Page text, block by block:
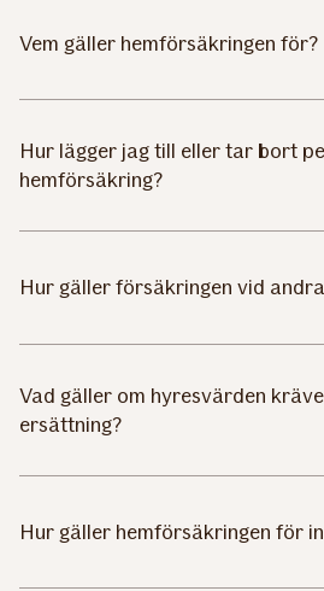
Vem gäller hemförsäkringen för?
Hur lägger jag till eller tar bort
hemförsäkring?
Hur gäller försäkringen vid
Vad gäller om hyresvärden
ersättning?
Hur gäller hemförsäkringen för